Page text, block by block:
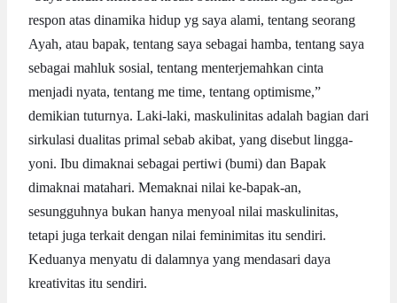
respon atas dinamika hidup yg saya alami, tentang seorang
Ayah, atau bapak, tentang saya sebagai hamba, tentang saya
sebagai mahluk sosial, tentang menterjemahkan cinta
menjadi nyata, tentang me time, tentang optimisme,”
demikian tuturnya. Laki-laki, maskulinitas adalah bagian dari
sirkulasi dualitas primal sebab akibat, yang disebut lingga-
yoni. Ibu dimaknai sebagai pertiwi (bumi) dan Bapak
dimaknai matahari. Memaknai nilai ke-bapak-an,
sesungguhnya bukan hanya menyoal nilai maskulinitas,
tetapi juga terkait dengan nilai feminimitas itu sendiri.
Keduanya menyatu di dalamnya yang mendasari daya
kreativitas itu sendiri.